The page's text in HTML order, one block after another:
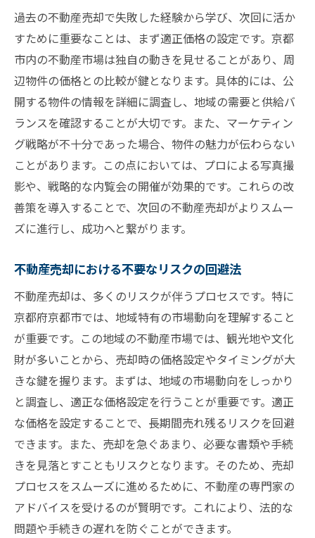
過去の不動産売却で失敗した経験から学び、次回に活か
すために重要なことは、まず適正価格の設定です。京都
市内の不動産市場は独自の動きを見せることがあり、周
辺物件の価格との比較が鍵となります。具体的には、公
開する物件の情報を詳細に調査し、地域の需要と供給バ
ランスを確認することが大切です。また、マーケティン
グ戦略が不十分であった場合、物件の魅力が伝わらない
ことがあります。この点においては、プロによる写真撮
影や、戦略的な内覧会の開催が効果的です。これらの改
善策を導入することで、次回の不動産売却がよりスムー
ズに進行し、成功へと繋がります。
不動産売却における不要なリスクの回避法
不動産売却は、多くのリスクが伴うプロセスです。特に
京都府京都市では、地域特有の市場動向を理解すること
が重要です。この地域の不動産市場では、観光地や文化
財が多いことから、売却時の価格設定やタイミングが大
きな鍵を握ります。まずは、地域の市場動向をしっかり
と調査し、適正な価格設定を行うことが重要です。適正
な価格を設定することで、長期間売れ残るリスクを回避
できます。また、売却を急ぐあまり、必要な書類や手続
きを見落とすこともリスクとなります。そのため、売却
プロセスをスムーズに進めるために、不動産の専門家の
アドバイスを受けるのが賢明です。これにより、法的な
問題や手続きの遅れを防ぐことができます。